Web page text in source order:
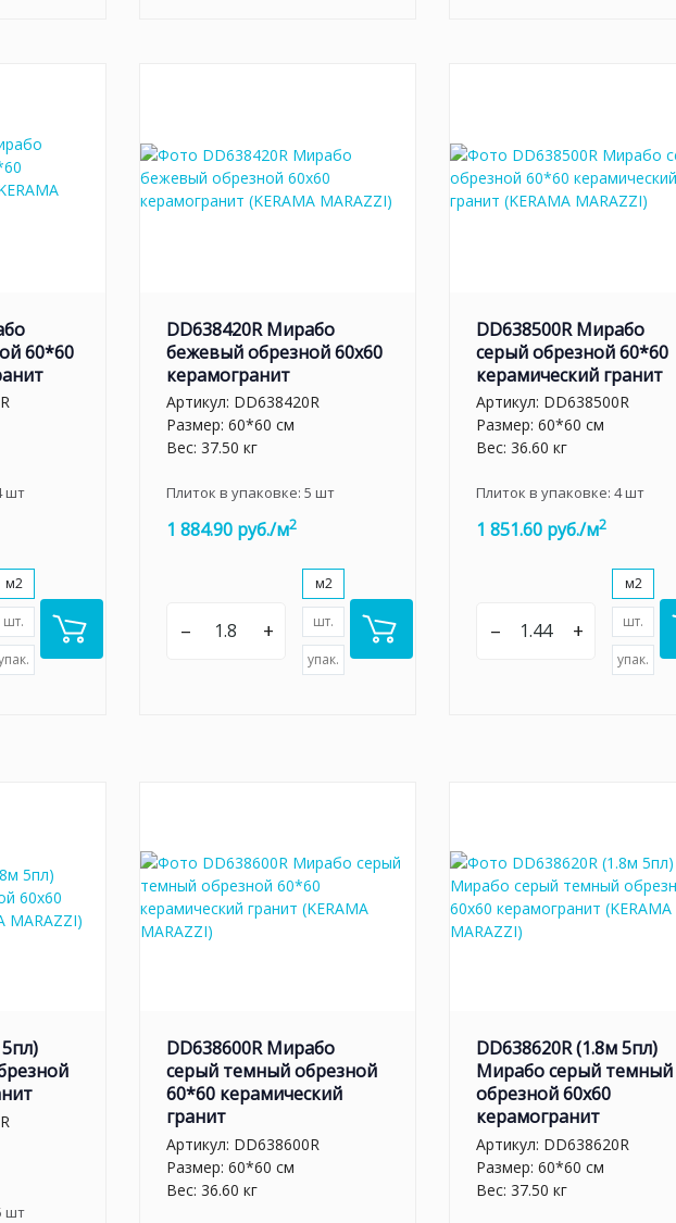
60*60
шт
м2
шт.
DD638420R Мирабо
бежевый обрезной 60х60
керамогранит
Артикул: DD638420R
Размер: 60*60 см
Вес: 37.50 кг
Плиток в упаковке: 5 шт
1 884.90 руб./м2
– +
м2
шт.
упак.
DD638500R Мирабо
серый обрезной 60*60
керамический гранит
Артикул: DD638500R
Размер: 60*60 см
Вес: 36.60 кг
Плиток в упаковке: 4шт
1 851.60 руб./м2
– +
м2
шт.
упак.
шт
DD638600R Мирабо
серый темный обрезной
60*60 керамический
гранит
Артикул: DD638600R
Размер: 60*60 см
Вес: 36.60 кг
DD638620R (1.8м 5пл)
Мирабо серый темный
обрезной 60х60
керамогранит
Артикул: DD638620R
Размер: 60*60 см
Вес: 37.50 кг